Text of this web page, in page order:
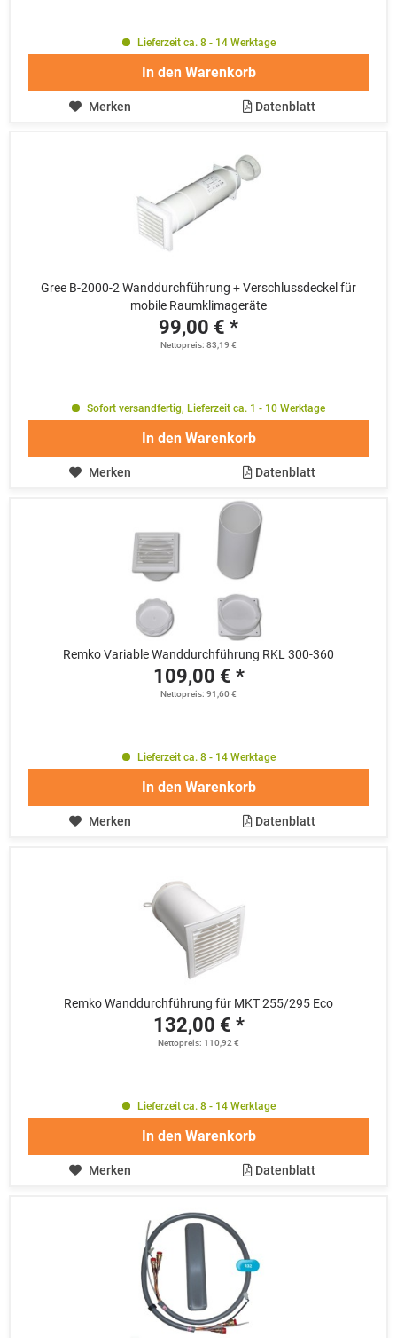
Lieferzeit ca. 8 - 14 Werktage
In den Warenkorb
Merken Datenblatt
Gree B-2000-2 Wanddurchführung + Verschlussdeckel für
mobile Raumklimageräte
99,00 € *
Nettopreis: 83,19 €
Sofort versandfertig, Lieferzeit ca. 1 - 10 Werktage
In den Warenkorb
Merken Datenblatt
Remko Variable Wanddurchführung RKL 300-360
109,00 € *
Nettopreis: 91,60 €
Lieferzeit ca. 8 - 14 Werktage
In den Warenkorb
Merken Datenblatt
Remko Wanddurchführung für MKT 255/295 Eco
132,00 € *
Nettopreis: 110,92 €
Lieferzeit ca. 8 - 14 Werktage
In den Warenkorb
Merken Datenblatt